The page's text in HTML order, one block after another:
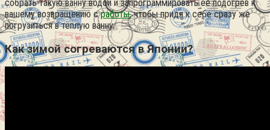
собрать такую ванну водой и запрограммировать ее подогрев к
вашему возвращению сработы, чтобы придя к себе сразу же
погрузиться в тёплую ванну.
Как зимой согреваются в Японии?